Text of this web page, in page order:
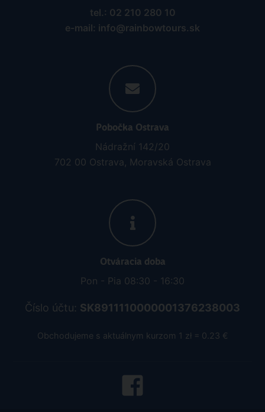
tel.: 02 210 280 10
e-mail: info@rainbowtours.sk
Pobočka Ostrava
Nádražní 142/20
702 00 Ostrava, Moravská Ostrava
Otváracia doba
Pon - Pia 08:30 - 16:30
Číslo účtu: SK8911110000001376238003
Obchodujeme s aktuálnym kurzom 1 zł = 0.23 €